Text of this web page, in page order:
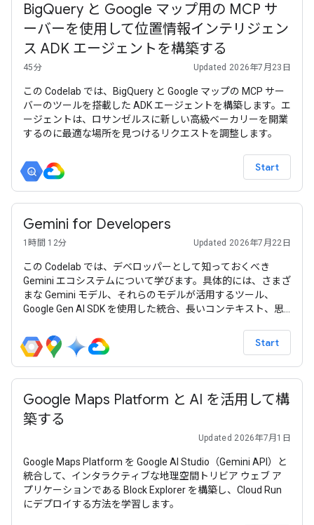
BigQuery と Google マップ用の MCP サ
ーバーを使用して位置情報インテリジェン
ス ADK エージェントを構築する
45分 Updated 2026年7月23日
この Codelab では、BigQuery と Google マップの MCP サー
バーのツールを搭載した ADK エージェントを構築します。エ
ージェントは、ロサンゼルスに新しい高級ベーカリーを開業
するのに最適な場所を見つけるリクエストを調整します。
Start
Gemini for Developers
1時間 12分 Updated 2026年7月22日
この Codelab では、デベロッパーとして知っておくべき
Gemini エコシステムについて学びます。具体的には、さまざ
まな Gemini モデル、それらのモデルが活用するツール、
Google Gen AI SDK を使用した統合、長いコンテキスト、思
出力などのさまざまな機能について説明します。
Start
Google Maps Platform と AI を活用して構
築する
Updated 2026年7月1日
Google Maps Platform を Google AI Studio（Gemini API）と
統合して、インタラクティブな地理空間トリビア ウェブ ア
プリケーションである Block Explorer を構築し、Cloud Run
にデプロイする方法を学習します。